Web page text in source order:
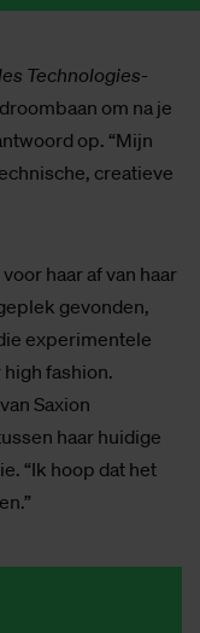
Technologies-
om na je
op. “Mijn
creatieve
haar af van haar
gevonden,
experimentele
fashion.
Saxion
haar huidige
“Ik hoop dat het